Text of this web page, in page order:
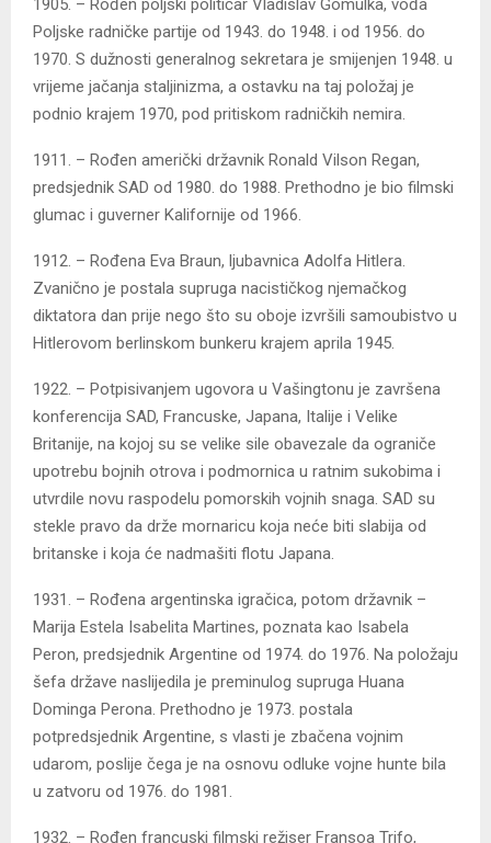
1905. – Rođen poljski političar Vladislav Gomulka, vođa
Poljske radničke partije od 1943. do 1948. i od 1956. do
1970. S dužnosti generalnog sekretara je smijenjen 1948. u
vrijeme jačanja staljinizma, a ostavku na taj položaj je
podnio krajem 1970, pod pritiskom radničkih nemira.
1911. – Rođen američki državnik Ronald Vilson Regan,
predsjednik SAD od 1980. do 1988. Prethodno je bio filmski
glumac i guverner Kalifornije od 1966.
1912. – Rođena Eva Braun, ljubavnica Adolfa Hitlera.
Zvanično je postala supruga nacističkog njemačkog
diktatora dan prije nego što su oboje izvršili samoubistvo u
Hitlerovom berlinskom bunkeru krajem aprila 1945.
1922. – Potpisivanjem ugovora u Vašingtonu je završena
konferencija SAD, Francuske, Japana, Italije i Velike
Britanije, na kojoj su se velike sile obavezale da ograniče
upotrebu bojnih otrova i podmornica u ratnim sukobima i
utvrdile novu raspodelu pomorskih vojnih snaga. SAD su
stekle pravo da drže mornaricu koja neće biti slabija od
britanske i koja će nadmašiti flotu Japana.
1931. – Rođena argentinska igračica, potom državnik –
Marija Estela Isabelita Martines, poznata kao Isabela
Peron, predsjednik Argentine od 1974. do 1976. Na položaju
šefa države naslijedila je preminulog supruga Huana
Dominga Perona. Prethodno je 1973. postala
potpredsjednik Argentine, s vlasti je zbačena vojnim
udarom, poslije čega je na osnovu odluke vojne hunte bila
u zatvoru od 1976. do 1981.
1932. – Rođen francuski filmski režiser Fransoa Trifo,